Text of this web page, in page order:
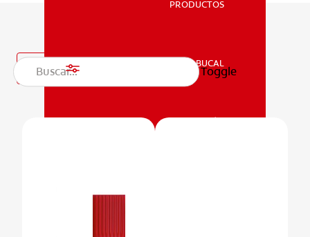
SALUD BUCAL
PRODUCTOS
SALUD BUCAL
Toggle
Filtro